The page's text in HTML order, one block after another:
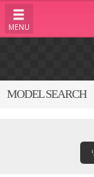
MENU
MODEL SEARCH